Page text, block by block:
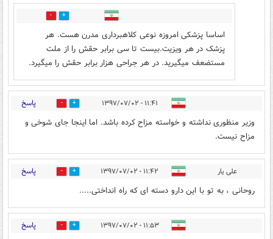
34
اساسا پزشکی امروزه نوعی کلاهبرداری مدرن هست. هر
پزشک در هر ویزیت.بیست تا سی برابر حقش را از ملت
مستضعف میگیرید. در هر جراحی هزار برابر حقش را میگیرد.
۱۱:۴۱ - ۱۳۹۷/۰۷/۰۲ 16 پاسخ
وزیر منظوری نداشته و خواسته مزاح کرده باشد. اما اینجا جای شوخی و
مزاح نیست.
علی یار ۱۱:۴۲ - ۱۳۹۷/۰۷/۰۲ 53 پاسخ
روحانی ، به تو با این دارو دسته ای که راه انداختی.....
۱۱:۵۳ - ۱۳۹۷/۰۷/۰۲ 68 پاسخ